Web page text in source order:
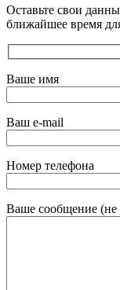
Оставьте свои
ближайшее время
Ваше имя
Ваш e-mail
Номер телефона
Ваше сообщение (не